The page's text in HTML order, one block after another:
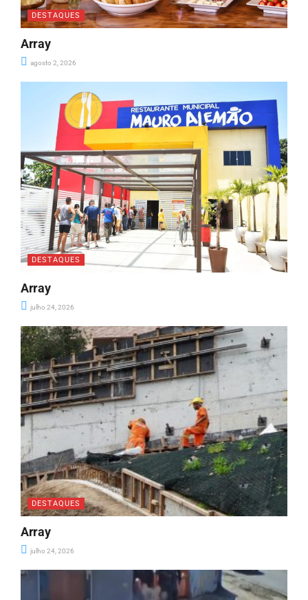
DESTAQUES
Array
agosto 2, 2026
DESTAQUES
Array
julho 24, 2026
DESTAQUES
Array
julho 24, 2026